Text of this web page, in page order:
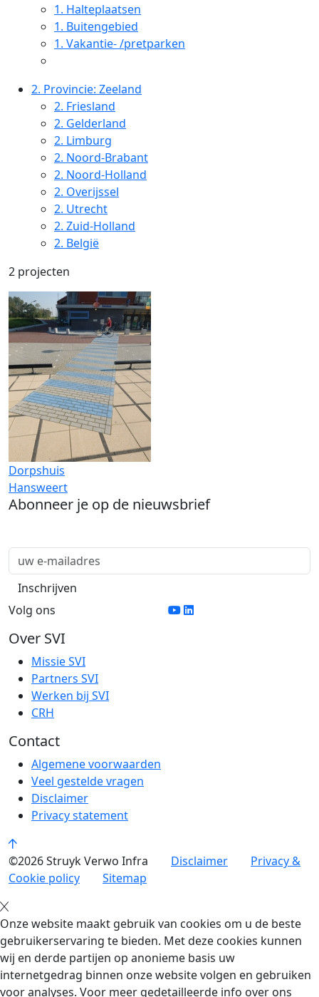
1. Halteplaatsen
1. Buitengebied
1. Vakantie- /pretparken
2. Provincie: Zeeland
2. Friesland
2. Gelderland
2. Limburg
2. Noord-Brabant
2. Noord-Holland
2. Overijssel
2. Utrecht
2. Zuid-Holland
2. België
2 projecten
Dorpshuis
Hansweert
Abonneer je op de nieuwsbrief
Volg ons
Over SVI
Missie SVI
Partners SVI
Werken bij SVI
CRH
Contact
Algemene voorwaarden
Veel gestelde vragen
Disclaimer
Privacy statement
©2026 Struyk Verwo Infra Disclaimer
Privacy &
Cookie policy
Sitemap
Onze website maakt gebruik van cookies om u de beste
gebruikerservaring te bieden. Met deze cookies kunnen
wij en derde partijen op anonieme basis uw
internetgedrag binnen onze website volgen en gebruiken
voor analyses. Voor meer gedetailleerde info over ons